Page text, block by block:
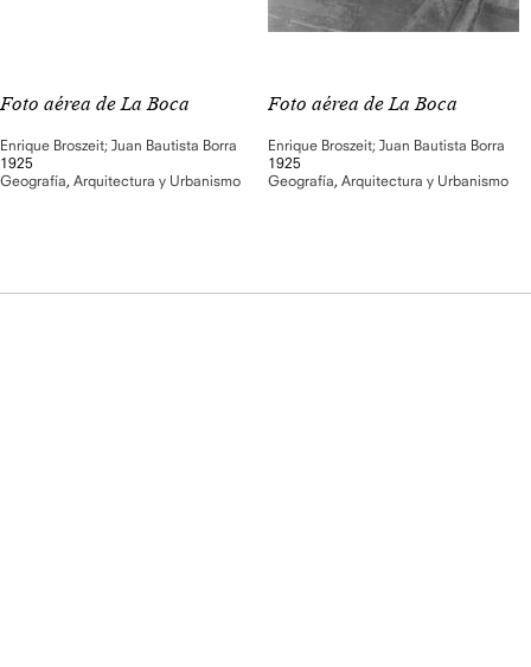
Foto aérea de La Boca
Enrique Broszeit; Juan Bautista Borra
1925
Geografía, Arquitectura y Urbanismo
Foto aérea de La Boca
Enrique Broszeit; Juan Bautista Borra
1925
Geografía, Arquitectura y Urbanismo